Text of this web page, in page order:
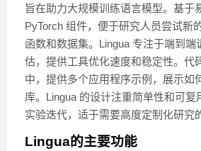
旨在助力大规模训练语言模型。基于
PyTorch 组件，便于研究人员尝试新
函数和数据集。Lingua 专注于端到端
估，提供工具优化速度和稳定性。代
中，提供多个应用程序示例，展示如
库。Lingua 的设计注重简单性和可复
实验迭代，适于需要高度定制化研究
Lingua的主要功能